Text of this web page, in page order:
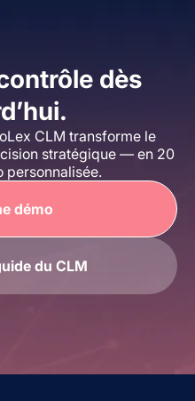
dès
CLM transforme le
stratégique — en 20
personnalisée.
démo
du CLM